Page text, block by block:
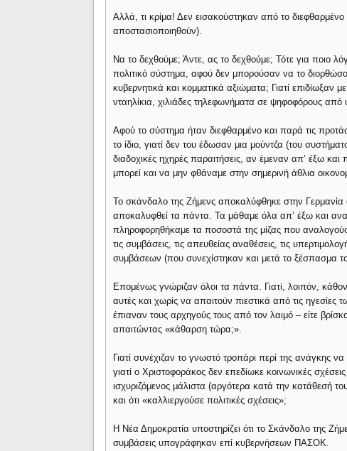
Αλλά, τι κρίμα! Δεν εισακούστηκαν από το
αποστασιοποιηθούν).
Να το δεχθούμε; Άντε, ας το δεχθούμε; Τότε για ποιο
πολιτικό σύστημα, αφού δεν μπορούσαν να το
κυβερνητικά και κομματικά αξιώματα; Γιατί επιδίωξαν
νταηλίκια, χιλιάδες τηλεφωνήματα σε ψηφοφόρους
Αφού το σύστημα ήταν διεφθαρμένο και παρά τις
το ίδιο, γιατί δεν του έδωσαν μια μούντζα (του
διαδοχικές ηχηρές παραιτήσεις, αν έμεναν απ’ έξω
μπορεί και να μην φθάναμε στην σημερινή άθλια
Το σκάνδαλο της Ζήμενς αποκαλύφθηκε στην
αποκαλυφθεί τα πάντα. Τα μάθαμε όλα απ’ έξω και
πληροφορηθήκαμε τα ποσοστά της μίζας που
τις συμβάσεις, τις απευθείας αναθέσεις, τις
συμβάσεων (που συνεχίστηκαν και μετά το ξέσπασμα
Επομένως γνώριζαν όλοι τα πάντα. Γιατί, λοιπόν,
αυτές και χωρίς να απαιτούν πιεστικά από τις
έπιαναν τους αρχηγούς τους από τον λαιμό – είτε
απαιτώντας «κάθαρση τώρα;».
Γιατί συνέχιζαν το γνωστό τροπάρι περί της ανάγκης
γιατί ο Χριστοφοράκος δεν επεδίωκε κοινωνικές
ισχυριζόμενος μάλιστα (αργότερα κατά την κατάθεσή
και ότι «καλλιεργούσε πολιτικές σχέσεις»;
Η Νέα Δημοκρατία υποστηρίζει ότι το Σκάνδαλο της
συμβάσεις υπογράφηκαν επί κυβερνήσεων ΠΑΣΟΚ.